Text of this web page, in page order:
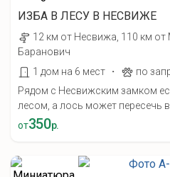
ИЗБА В ЛЕСУ В НЕСВИЖЕ
12 км от Несвижа, 110 км от
Баранович
1 дом на 6 мест
·
по
Рядом с Несвижским замком
лесом, а лось может пересечь
от350р.